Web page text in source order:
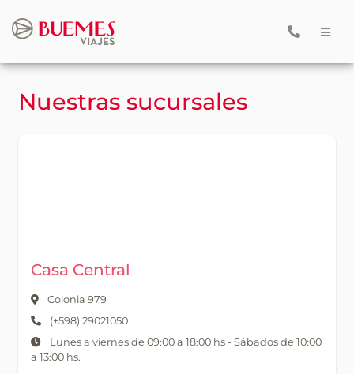
Nuestras sucursales
Casa Central
Colonia 979
(+598) 29021050
Lunes a viernes de 09:00 a 18:00 hs - Sábados de 10:00
a 13:00 hs.